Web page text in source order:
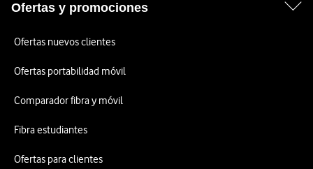
Ofertas y promociones
Ofertas nuevos clientes
Ofertas portabilidad móvil
Comparador fibra y móvil
Fibra estudiantes
Ofertas para clientes